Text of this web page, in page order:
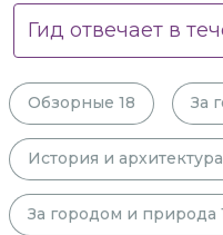
Гид отвечает в
Обзорные 18 За
История и архитектура
За городом и природа